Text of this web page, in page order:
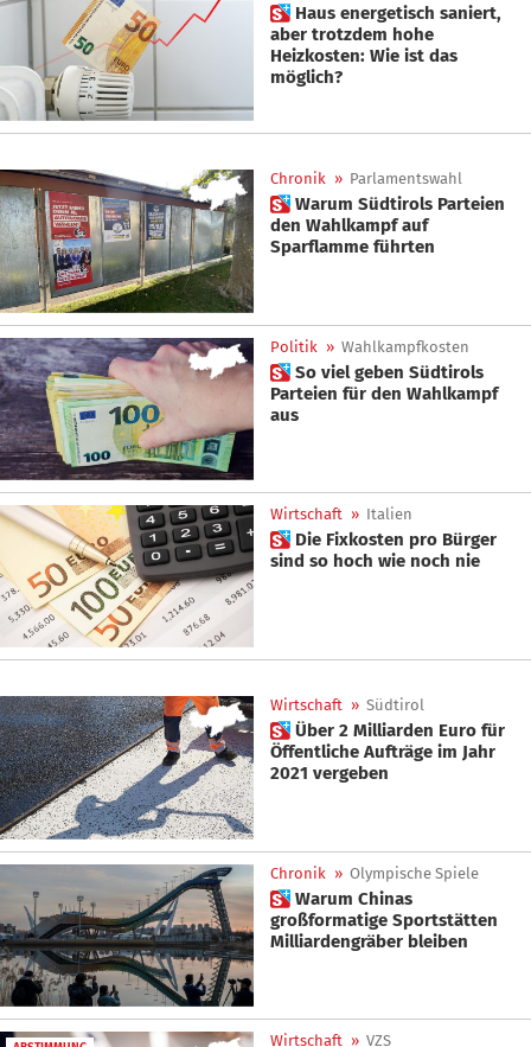
 Haus energetisch saniert,
aber trotzdem hohe
Heizkosten: Wie ist das
möglich?
Chronik » Parlamentswahl
 Warum Südtirols Parteien
den Wahlkampf auf
Sparflamme führten
Politik » Wahlkampfkosten
 So viel geben Südtirols
Parteien für den Wahlkampf
aus
Wirtschaft » Italien
 Die Fixkosten pro Bürger
sind so hoch wie noch nie
Wirtschaft » Südtirol
 Über 2 Milliarden Euro für
Öffentliche Aufträge im Jahr
2021 vergeben
Chronik » Olympische Spiele
 Warum Chinas
großformatige Sportstätten
Milliardengräber bleiben
Wirtschaft » VZS